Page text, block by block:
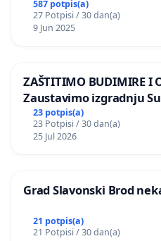
587 potpis(a)
27 Potpisi / 30 dan(a)
9 Jun 2025
ZAŠTITIMO BUDIMIRE I
Zaustavimo izgradnju
Vedrine na području
23 potpis(a)
23 Potpisi / 30 dan(a)
25 Jul 2026
Grad Slavonski Brod
21 potpis(a)
21 Potpisi / 30 dan(a)